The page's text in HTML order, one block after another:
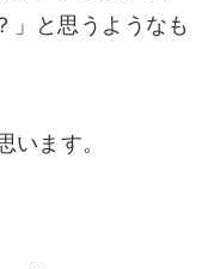
」と思うようなも
います。